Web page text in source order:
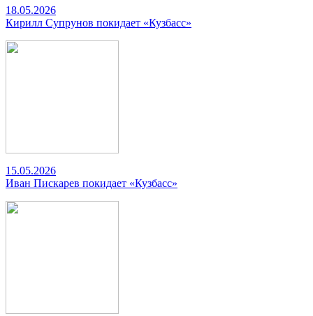
18.05.2026
Кирилл Супрунов покидает «Кузбасс»
15.05.2026
Иван Пискарев покидает «Кузбасс»